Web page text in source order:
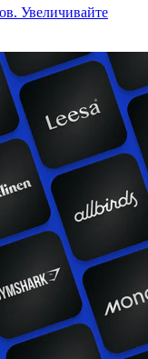
Увеличивайте